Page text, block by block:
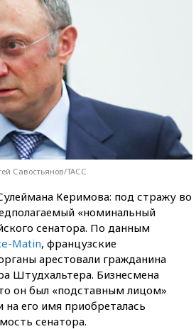
Савостьянов/ТАСС
Керимова: под стражу во
«номинальный
сенатора. По данным
Matin, французские
арестовали гражданина
Штудхальтера. Бизнесмена
он был «подставным лицом»
его имя приобреталась
сенатора.